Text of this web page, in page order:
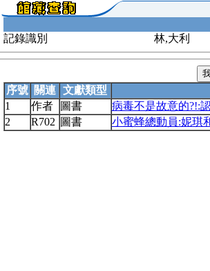
記錄識別
林,大利
序號
關連 文獻類型
1
作者 圖書
病毒不是故意的?!:
2
R702 圖書 小蜜蜂總動員:妮琪